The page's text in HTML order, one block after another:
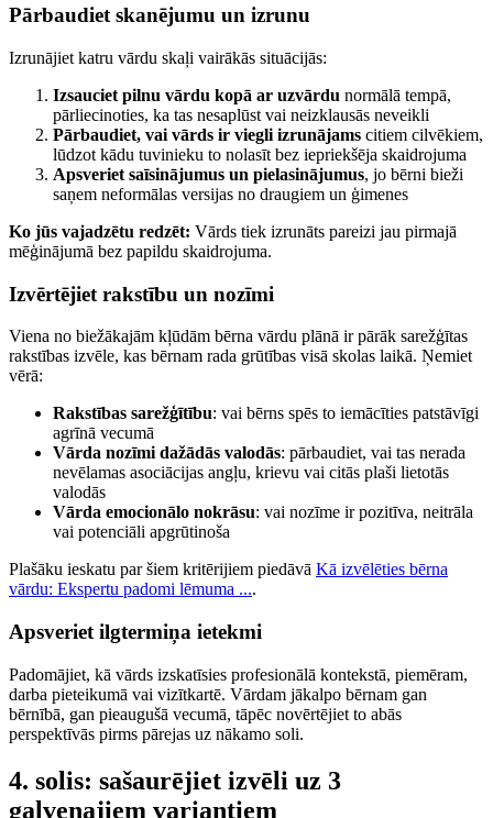
Pārbaudiet skanējumu un izrunu
Izrunājiet katru vārdu skaļi vairākās situācijās:
Izsauciet pilnu vārdu kopā ar uzvārdu normālā tempā,
pārliecinoties, ka tas nesaplūst vai neizklausās neveikli
Pārbaudiet, vai vārds ir viegli izrunājams citiem cilvēkiem,
lūdzot kādu tuvinieku to nolasīt bez iepriekšēja skaidrojuma
Apsveriet saīsinājumus un pielasinājumus, jo bērni bieži
saņem neformālas versijas no draugiem un ģimenes
Ko jūs vajadzētu redzēt: Vārds tiek izrunāts pareizi jau pirmajā
mēģinājumā bez papildu skaidrojuma.
Izvērtējiet rakstību un nozīmi
Viena no biežākajām kļūdām bērna vārdu plānā ir pārāk sarežģītas
rakstības izvēle, kas bērnam rada grūtības visā skolas laikā. Ņemiet
vērā:
Rakstības sarežģītību: vai bērns spēs to iemācīties patstāvīgi
agrīnā vecumā
Vārda nozīmi dažādās valodās: pārbaudiet, vai tas nerada
nevēlamas asociācijas angļu, krievu vai citās plaši lietotās
valodās
Vārda emocionālo nokrāsu: vai nozīme ir pozitīva, neitrāla
vai potenciāli apgrūtinoša
Plašāku ieskatu par šiem kritērijiem piedāvā Kā izvēlēties bērna
vārdu: Ekspertu padomi lēmuma ....
Apsveriet ilgtermiņa ietekmi
Padomājiet, kā vārds izskatīsies profesionālā kontekstā, piemēram,
darba pieteikumā vai vizītkartē. Vārdam jākalpo bērnam gan
bērnībā, gan pieaugušā vecumā, tāpēc novērtējiet to abās
perspektīvās pirms pārejas uz nākamo soli.
4. solis: sašaurējiet izvēli uz 3
galvenajiem variantiem